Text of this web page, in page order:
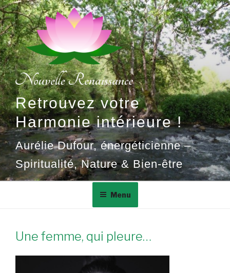
Aller
au
contenu
principal
Retrouvez votre
Harmonie intérieure !
Aurélie Dufour, énergéticienne –
Spiritualité, Nature & Bien-être
Menu
Une femme, qui pleure…